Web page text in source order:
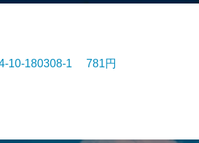
10-180308-1 781円